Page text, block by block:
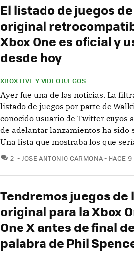
El listado de juegos
original
Xbox One es oficial y
desde hoy
XBOX LIVE Y VIDEOJUEGOS
Ayer fue una de las noticias. La
listado de juegos por parte de
conocido usuario de Twitter cuyos
de adelantar lanzamientos ha sido
Una lista que mostraba los que
2 COMENTARIOS
JOSE ANTONIO CARMONA HACE 9
Tendremos juegos de
original para la Xbox
One X antes de final
palabra de Phil